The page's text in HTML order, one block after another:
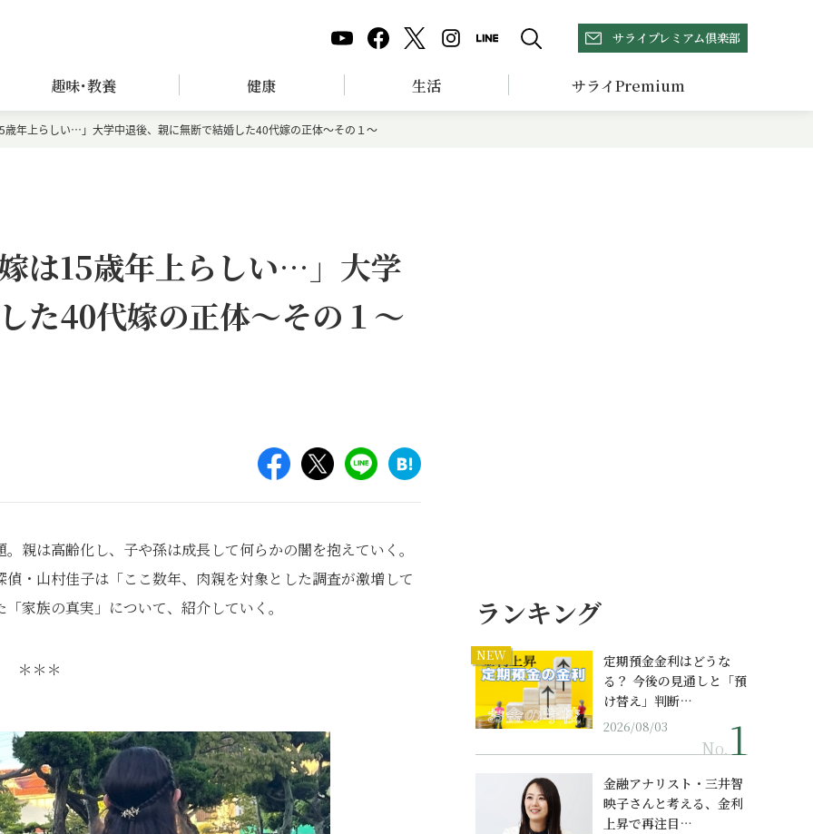
サライプレミアム倶楽部
趣味･教養 健康 生活 サライPremium
歳年上らしい…」大学中退後、親に無断で結婚した40代嫁の正体～その１～
は15歳年上らしい…」大学
た40代嫁の正体～その１～
親は高齢化し、子や孫は成長して何らかの闇を抱えていく。
・山村佳子は「ここ数年、肉親を対象とした調査が激増して
家族の真実」について、紹介していく。
＊＊＊
ランキング
NEW
定期預金金利はどうな
る？ 今後の見通しと「預
け替え」判断…
2026/08/03
No.
金融アナリスト・三井智
映子さんと考える、金利
上昇で再注目…